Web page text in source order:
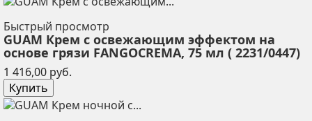
Быстрый просмотр
GUAM Крем с освежающим эффектом на
основе грязи FANGOCREMA, 75 мл ( 2231/0447)
1 416,00 руб.
Купить